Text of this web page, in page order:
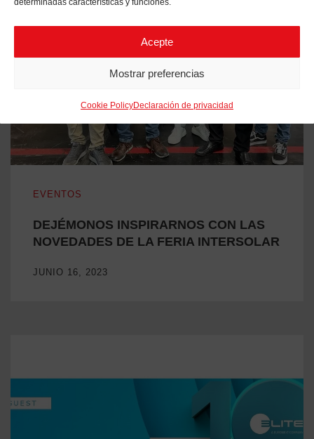
Acepte
Mostrar preferencias
Cookie PolicyDeclaración de privacidad
EVENTOS
DEJÉMONOS INSPIRARNOS CON LAS
NOVEDADES DE LA FERIA INTERSOLAR
JUNIO 16, 2023